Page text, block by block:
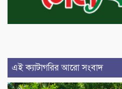
এই ক্যাটাগরির আরো সংবাদ